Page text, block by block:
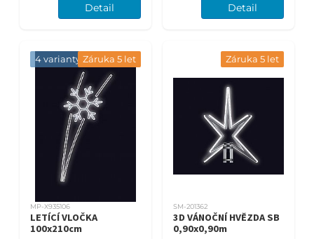
Detail Detail
4 varianty Záruka 5 let
MP-X935106
LETÍCÍ VLOČKA
100x210cm
Záruka 5 let
SM-201362
3D VÁNOČNÍ HVĚZDA SB
0,90x0,90m